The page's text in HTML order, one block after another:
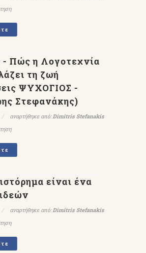
- Πώς η Λογοτεχνία
τη ζωή
ΨΥΧΟΓΙΟΣ -
Στεφανάκης)
αναρτήθηκε από:Dimitris Stefanakis
είναι ένα
αναρτήθηκε από:Dimitris Stefanakis